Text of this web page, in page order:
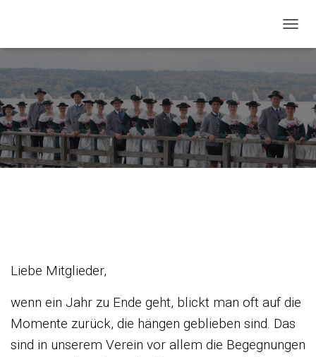
Liebe Mitglieder,
wenn ein Jahr zu Ende geht, blickt man oft auf die
Momente zurück, die hängen geblieben sind. Das
sind in unserem Verein vor allem die Begegnungen